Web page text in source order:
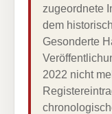
zugeordnete
dem
Gesonderte
2022 nicht